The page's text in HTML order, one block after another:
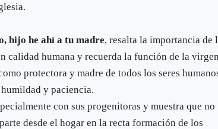
hijo he ahí a tu madre, resalta la importancia de
calidad humana y recuerda la función de la
protectora y madre de todos los seres
humildad y paciencia.
con sus progenitoras y muestra que no
desde el hogar en la recta formación de los